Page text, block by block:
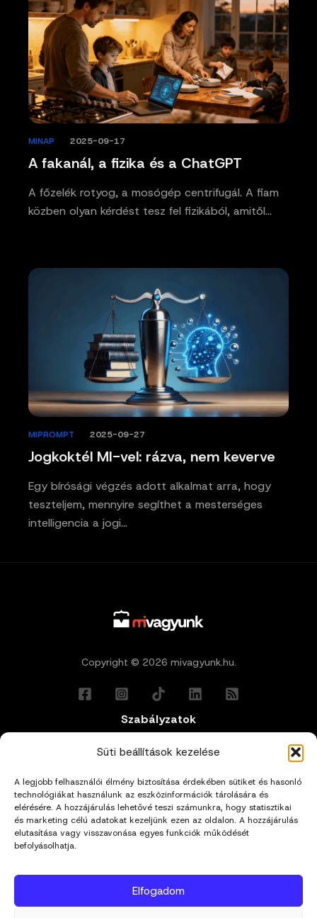
Süti beállítások kezelése
A legjobb felhasználói élmény biztosítása érdekében sütiket és hasonló
technológiákat használunk az eszközinformációk tárolására és
elérésére. A hozzájárulás lehetővé teszi számunkra, hogy statisztikai
és marketing célú adatokat kezeljünk ezen az oldalon. A hozzájárulás
elutasítása vagy visszavonása egyes funkciók működését
befolyásolhatja.
Elfogadom
A fakanál, a fizika és a ChatGPT
MINAP 2025-09-17
A főzelék rotyog, a mosógép centrifugál. A fiam
közben olyan kérdést tesz fel fizikából, amitől…
Jogkoktél MI-vel: rázva, nem keverve
MIPROMPT 2025-09-27
Egy bírósági végzés adott alkalmat arra, hogy
teszteljem, mennyire segíthet a mesterséges
intelligencia a jogi…
Copyright © 2026 mivagyunk.hu.
Szabályzatok
Általános Felhasználási Feltételek
Adatkezelési Tájékoztató
Impresszum
Kapcsolat